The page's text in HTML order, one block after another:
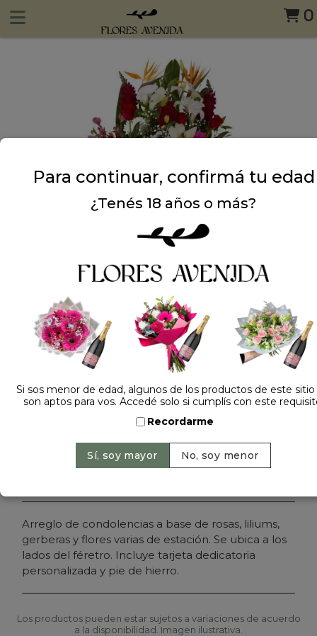
0
Dejá tu opinión
PALMA FUNEBRE AMERICANA PREMIUM
Cantidad:
Agregar al carrito
Arreglo de condolencias a base de rosas, liliums,
gerberas y flores varias de estación. Se ubica a los
lados del féretro. Incluye tarjeta dedicatoria
personalizada y pie de hierro.
Los productos pueden estar sujetos a variaciones de acuerdo
a la disponibilidad. Imagen ilustrativa.
Para continuar, confirmá tu edad
¿Tenés 18 años o más?
Si sos menor de edad, algunos de los productos de este
son aptos para vos. Accedé solo si cumplís con este
Recordarme